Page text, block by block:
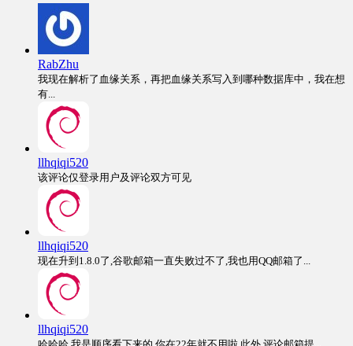
RabZhu
我现在解析了血缘关系，再把血缘关系写入到哪种数据库中，我在想
有...
llhqiqi520
该评论仅登录用户及评论双方可见
llhqiqi520
现在升到1.8.0了,谷歌邮箱一直失败过不了,我也用QQ邮箱了...
llhqiqi520